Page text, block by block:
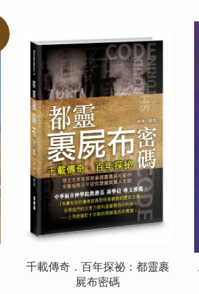
千載傳奇．百年探祕：都靈裹
屍布密碼